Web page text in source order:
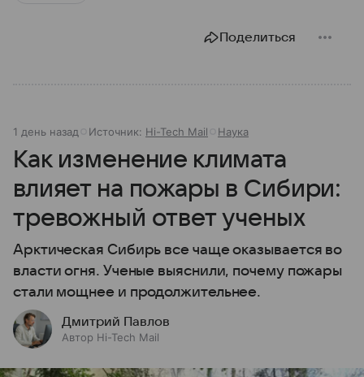
Поделиться
1 день назад Источник: Hi-Tech Mail Наука
Как изменение климата
влияет на пожары в Сибири:
тревожный ответ ученых
Арктическая Сибирь все чаще оказывается во
власти огня. Ученые выяснили, почему пожары
стали мощнее и продолжительнее.
Дмитрий Павлов
Автор Hi-Tech Mail